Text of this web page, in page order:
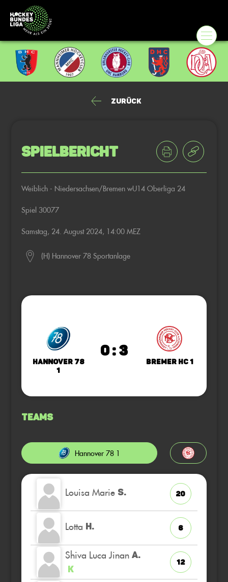
Zurück
Spielbericht
Weiblich - Niedersachsen/Bremen wU14 Oberliga 24
Spiel 30077
Samstag, 24. August 2024, 14:00 MEZ
(H) Hannover 78 Sportanlage
Hannover 78
1
0 : 3
Bremer HC 1
Teams
Hannover 78 1
Louisa Marie S. 20
Lotta H. 6
Shiva Luca Jinan A.
K
12